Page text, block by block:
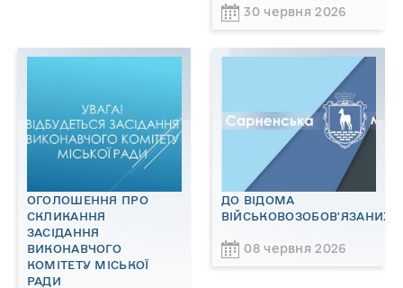
30 червня 2026
ОГОЛОШЕННЯ ПРО
СКЛИКАННЯ
ЗАСІДАННЯ
ВИКОНАВЧОГО
КОМІТЕТУ МІСЬКОЇ
РАДИ
ДО ВІДОМА
ВІЙСЬКОВОЗОБОВ'ЯЗАНИХ!
08 червня 2026